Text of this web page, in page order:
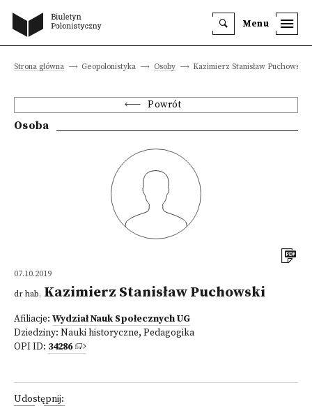
Menu
Strona główna Geopolonistyka Osoby Kazimierz Stanisław Puchowski
Powrót
Osoba
07.10.2019
dr hab. Kazimierz Stanisław Puchowski
Afiliacje: Wydział Nauk Społecznych UG
Dziedziny: Nauki historyczne, Pedagogika
OPI ID: 34286
Udostępnij: